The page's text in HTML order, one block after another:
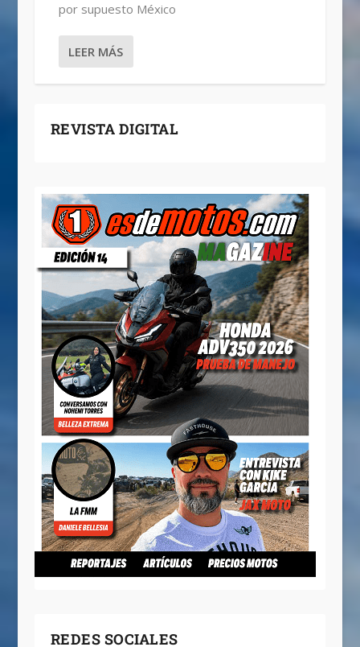
por supuesto México
LEER MÁS
REVISTA DIGITAL
REDES SOCIALES